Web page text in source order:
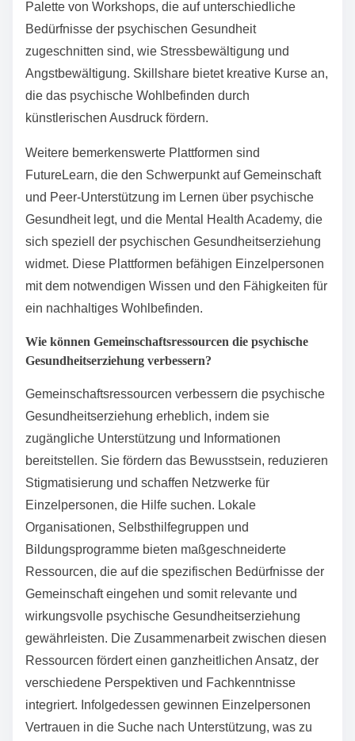
Palette von Workshops, die auf unterschiedliche
Bedürfnisse der psychischen Gesundheit
zugeschnitten sind, wie Stressbewältigung und
Angstbewältigung. Skillshare bietet kreative Kurse an,
die das psychische Wohlbefinden durch
künstlerischen Ausdruck fördern.
Weitere bemerkenswerte Plattformen sind
FutureLearn, die den Schwerpunkt auf Gemeinschaft
und Peer-Unterstützung im Lernen über psychische
Gesundheit legt, und die Mental Health Academy, die
sich speziell der psychischen Gesundheitserziehung
widmet. Diese Plattformen befähigen Einzelpersonen
mit dem notwendigen Wissen und den Fähigkeiten für
ein nachhaltiges Wohlbefinden.
Wie können Gemeinschaftsressourcen die psychische
Gesundheitserziehung verbessern?
Gemeinschaftsressourcen verbessern die psychische
Gesundheitserziehung erheblich, indem sie
zugängliche Unterstützung und Informationen
bereitstellen. Sie fördern das Bewusstsein, reduzieren
Stigmatisierung und schaffen Netzwerke für
Einzelpersonen, die Hilfe suchen. Lokale
Organisationen, Selbsthilfegruppen und
Bildungsprogramme bieten maßgeschneiderte
Ressourcen, die auf die spezifischen Bedürfnisse der
Gemeinschaft eingehen und somit relevante und
wirkungsvolle psychische Gesundheitserziehung
gewährleisten. Die Zusammenarbeit zwischen diesen
Ressourcen fördert einen ganzheitlichen Ansatz, der
verschiedene Perspektiven und Fachkenntnisse
integriert. Infolgedessen gewinnen Einzelpersonen
Vertrauen in die Suche nach Unterstützung, was zu